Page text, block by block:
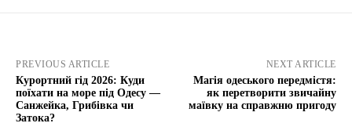
PREVIOUS ARTICLE
Курортний гід 2026: Куди
поїхати на море під Одесу —
Санжейка, Грибівка чи
Затока?
NEXT ARTICLE
Магія одеського передмістя:
як перетворити звичайну
маївку на справжню пригоду